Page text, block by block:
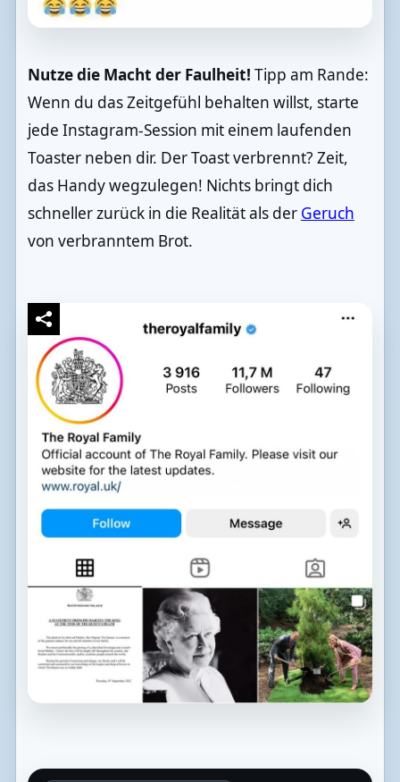
Nutze die Macht der Faulheit! Tipp am Rande:
Wenn du das Zeitgefühl behalten willst, starte
jede Instagram-Session mit einem laufenden
Toaster neben dir. Der Toast verbrennt? Zeit,
das Handy wegzulegen! Nichts bringt dich
schneller zurück in die Realität als der Geruch
von verbranntem Brot.